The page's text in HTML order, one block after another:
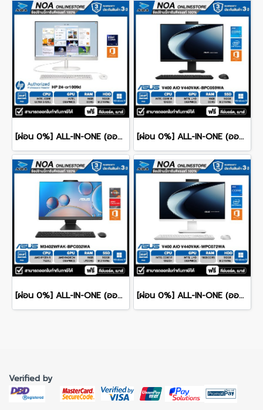
[ผ่อน 0%] ALL-IN-ONE (ออลอินวัน) HP 24-CR1009D 23.8" FHD/CORE Ultra 5-125U/RAM 16GB/SSD 512GB/WINDOWS 11 รับประกันซ่อมฟรีถึงบ้าน 3ปี [ผ่อน 0%] ALL-IN-ONE (ออลอินวัน) ASUS V400 AiO V440VAK-BPC059WA 23.8" FHD/CORE i5-13420H/16GB/512GB/WINDOWS 11+MS OFFICE รับประกันซ่อมฟรีถึงบ้าน 3ปี
[ผ่อน 0%] ALL-IN-ONE (ออลอินวัน) ASUS M3402WFAK-BPC032WA RYZEN 5-7520U/16GB/512GB/WINDOWS 11+MS OFFICE 23.8" FHD รับประกันซ่อมฟรีถึงบ้าน 3ปี [ผ่อน 0%] ALL-IN-ONE (ออลอินวัน) ASUS AIO V400 AiO V440VAK-WPC072WA 23.8" FHD/CORE i7-13620H/RAM 16GB/SSD 512GB/WINDOWS 11+MS OFFICE รับประกันซ่อมฟรีถึงบ้าน 3ปี
Verified by